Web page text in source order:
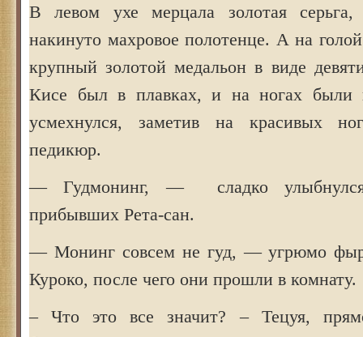
В левом ухе мерцала золотая
накинуто махровое полотенце. А на
крупный золотой медальон в виде
Кисе был в плавках, и на ногах были
усмехнулся, заметив на красивых
педикюр.
— Гудмонинг, — сладко улыбнулся
прибывших Рета-сан.
— Монинг совсем не гуд, — угрюмо
Куроко, после чего они прошли в комнату.
– Что это все значит? – Тецуя,